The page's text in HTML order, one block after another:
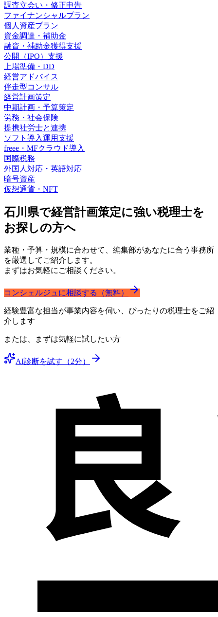
調査立会い・修正申告
ファイナンシャルプラン
個人資産プラン
資金調達・補助金
融資・補助金獲得支援
公開（IPO）支援
上場準備・DD
経営アドバイス
伴走型コンサル
経営計画策定
中期計画・予算策定
労務・社会保険
提携社労士と連携
ソフト導入運用支援
freee・MFクラウド導入
国際税務
外国人対応・英語対応
暗号資産
仮想通貨・NFT
石川県で経営計画策定に強い税理士を
お探しの方へ
業種・予算・規模に合わせて、編集部があなたに合う事務所
を厳選してご紹介します。
まずはお気軽にご相談ください。
コンシェルジュに相談する（無料）
経験豊富な担当が事業内容を伺い、ぴったりの税理士をご紹
介します
または、まずは気軽に試したい方
AI診断を試す（2分）